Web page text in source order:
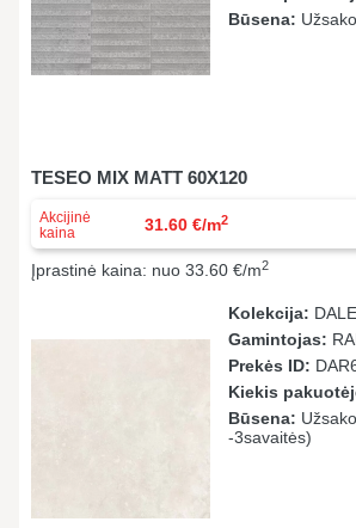
Būsena:
TESEO MIX MATT 60X120
Akcijinė
kaina
31.60 €/m2
Įprastinė kaina: nuo 33.60 €/m2
Kolekcija: DALE
Gamintojas:
Prekės ID:
Kiekis
Būsena:
-3savaitės)